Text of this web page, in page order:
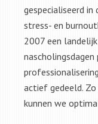
gespecialiseerd in
stress- en
2007 een
actief gedeeld.
kunnen we